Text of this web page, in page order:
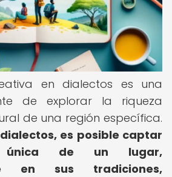
en dialectos es una
de explorar la riqueza
de una región específica.
es posible captar
única de un lugar,
en sus tradiciones,